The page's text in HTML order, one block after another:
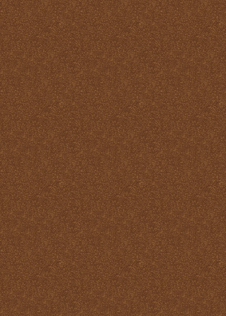
Misa
Nuestra vida debe ser una
Santa Misa prolongada
Nuestro sacrificio se
transforma en el sacrificio
de Cristo
Ofertorio
Participación
Partícipes de la naturaleza
divina
Petición y acción de
gracias
Plegarias Eucarísticas
Por Cristo con Él y en Él
Preparación para la Santa
Misa
Real y verdadera presencia